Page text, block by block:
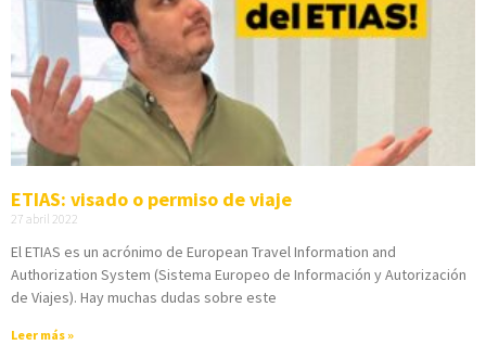
ETIAS: visado o permiso de viaje
27 abril 2022
El ETIAS es un acrónimo de European Travel Information and
Authorization System (Sistema Europeo de Información y Autorización
de Viajes). Hay muchas dudas sobre este
Leer más »